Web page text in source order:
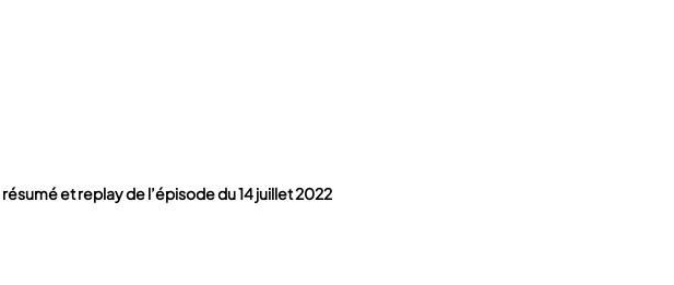
et replay de l’épisode du 14 juillet 2022